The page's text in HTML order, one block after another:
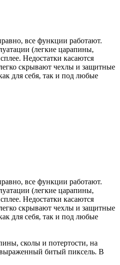
все функции работают.
(легкие царапины,
Недостатки касаются
скрывают чехлы и защитные
для себя, так и под любые
все функции работают.
(легкие царапины,
Недостатки касаются
скрывают чехлы и защитные
для себя, так и под любые
сколы и потертости, на
выраженный битый пиксель. В